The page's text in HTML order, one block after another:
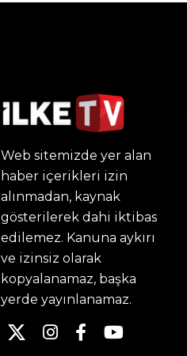
Web sitemizde yer alan
haber içerikleri izin
alınmadan, kaynak
gösterilerek dahi iktibas
edilemez. Kanuna aykırı
ve izinsiz olarak
kopyalanamaz, başka
yerde yayınlanamaz.